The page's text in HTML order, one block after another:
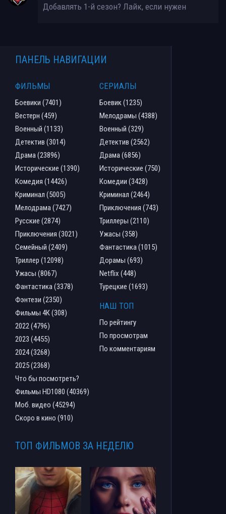
Добавлять 1-й сезон? Лайк, если нужен
ПАНЕЛЬ НАВИГАЦИИ
ФИЛЬМЫ
Боевики (7401)
Вестерн (459)
Военный (1133)
Детектив (3014)
Драма (23896)
Исторические (1390)
Комедия (14426)
Криминал (5005)
Мелодрама (7427)
Русские (2874)
Приключения (3021)
Семейный (2409)
Триллер (12098)
Ужасы (8067)
Фантастика (3378)
Фэнтези (2350)
Фильмы 4К (308)
2022 (4796)
2023 (4455)
2024 (3268)
2025 (2368)
Что бы посмотреть?
Фильмы HD1080 (40369)
Моб. видео (45294)
Скоро в кино (910)
СЕРИАЛЫ
Боевик (1235)
Мелодрамы (4388)
Военный (329)
Детектив (2562)
Драма (6856)
Исторические (750)
Комедии (3428)
Криминал (2464)
Приключения (743)
Триллеры (2110)
Ужасы (358)
Фантастика (1015)
Дорамы (693)
Netflix (448)
Турецкие (1693)
НАШ ТОП
По рейтингу
По просмотрам
По комментариям
ТОП ФИЛЬМОВ ЗА НЕДЕЛЮ